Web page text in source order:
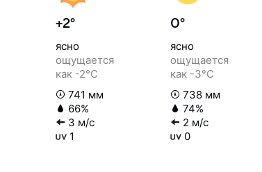
+2°
ясно
ощущается
как -2°C
741 мм
66%
3 м/с
1
0°
ясно
ощущается
как -3°C
738 мм
74%
2 м/с
0